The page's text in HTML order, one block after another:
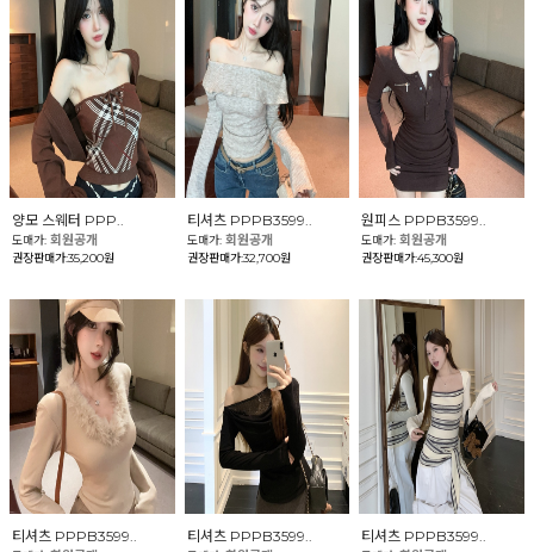
양모 스웨터 PPP..
도매가: 회원공개
권장판매가:35,200원
티셔츠 PPPB3599..
도매가: 회원공개
권장판매가:32,700원
원피스 PPPB3599..
도매가:회원공개
권장판매가:45,300원
티셔츠 PPPB3599.. 티셔츠 PPPB3599.. 티셔츠 PPPB3599..